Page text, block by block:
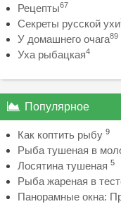
Рецепты67
Секреты русской ухи
У домашнего очага89
Уха рыбацкая4
Популярное
Как коптить рыбу 9
Рыба тушеная в
Лосятина тушеная 5
Рыба жареная в
Панорамные окна: